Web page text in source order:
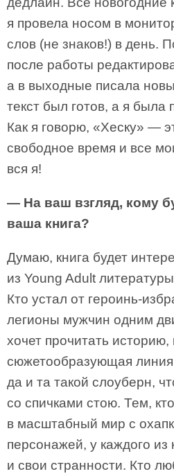
я провела носом в
слов (не знаков!) в день.
после работы
а в выходные писала
текст был готов, а я была
Как я говорю, «Хеску» —
свободное время и все
вся я!
— На ваш взгляд, кому
ваша книга?
Думаю, книга будет
из Young Adult
Кто устал от героинь-
легионы мужчин одним
хочет прочитать историю,
сюжетообразующая
да и та такой слоуберн,
со спичками стою. Тем,
в масштабный мир с
персонажей, у каждого
и свои странности. Кто